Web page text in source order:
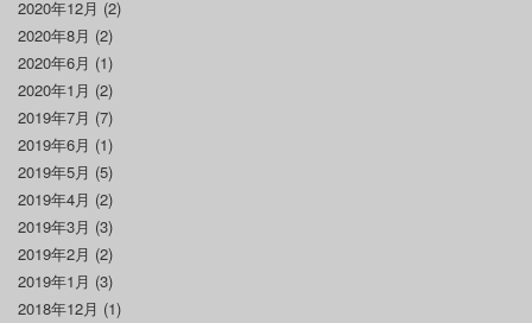
2020年12月 (2)
2020年8月 (2)
2020年6月 (1)
2020年1月 (2)
2019年7月 (7)
2019年6月 (1)
2019年5月 (5)
2019年4月 (2)
2019年3月 (3)
2019年2月 (2)
2019年1月 (3)
2018年12月 (1)